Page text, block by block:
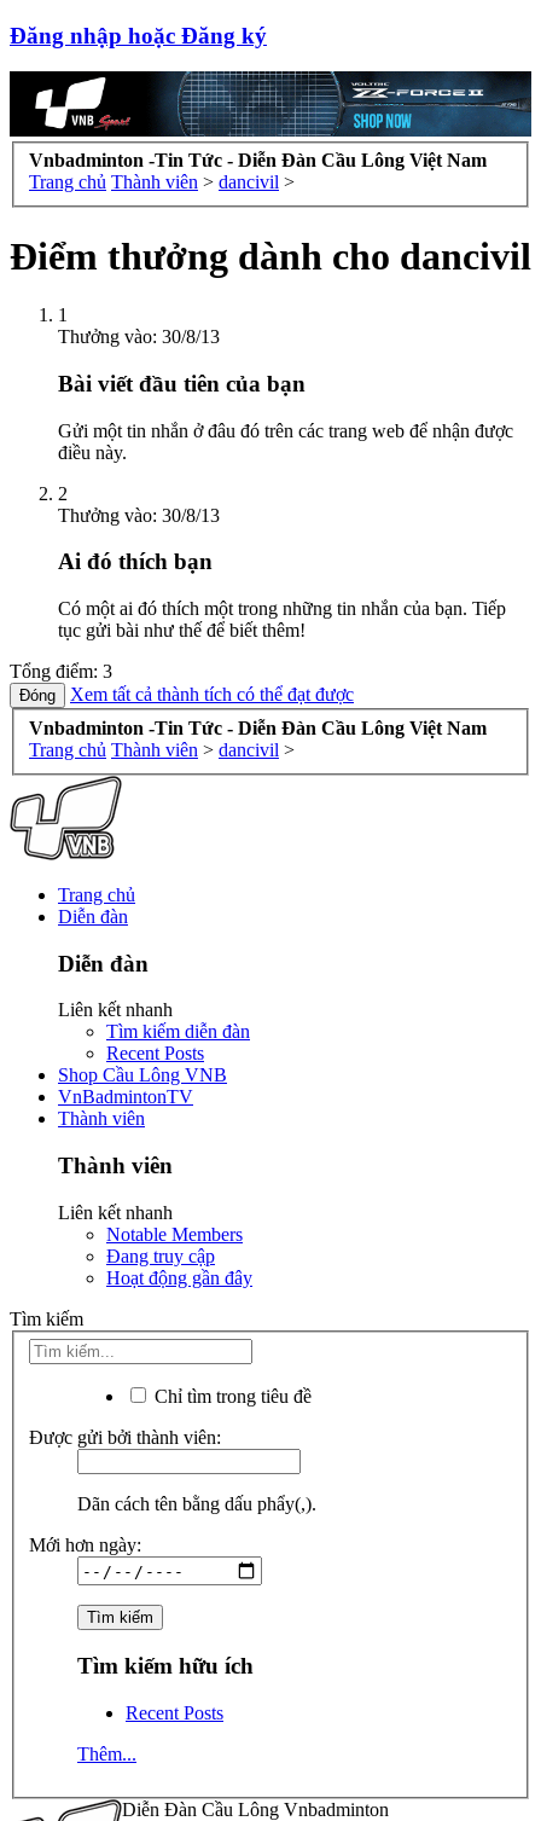
Đăng nhập hoặc Đăng ký
Vnbadminton -Tin Tức - Diễn Đàn Cầu Lông Việt Nam
Trang chủ Thành viên > dancivil >
Điểm thưởng dành cho dancivil
1
Thưởng vào: 30/8/13
Bài viết đầu tiên của bạn
Gửi một tin nhắn ở đâu đó trên các trang web để nhận được
điều này.
2
Thưởng vào: 30/8/13
Ai đó thích bạn
Có một ai đó thích một trong những tin nhắn của bạn. Tiếp
tục gửi bài như thế để biết thêm!
Tổng điểm: 3
Xem tất cả thành tích có thể đạt được
Vnbadminton -Tin Tức - Diễn Đàn Cầu Lông Việt Nam
Trang chủ Thành viên > dancivil >
Trang chủ
Diễn đàn
Diễn đàn
Liên kết nhanh
Tìm kiếm diễn đàn
Recent Posts
Shop Cầu Lông VNB
VnBadmintonTV
Thành viên
Thành viên
Liên kết nhanh
Notable Members
Đang truy cập
Hoạt động gần đây
Tìm kiếm
Chỉ tìm trong tiêu đề
Được gửi bởi thành viên:
Dãn cách tên bằng dấu phẩy(,).
Mới hơn ngày:
Tìm kiếm hữu ích
Recent Posts
Thêm...
Diễn Đàn Cầu Lông Vnbadminton